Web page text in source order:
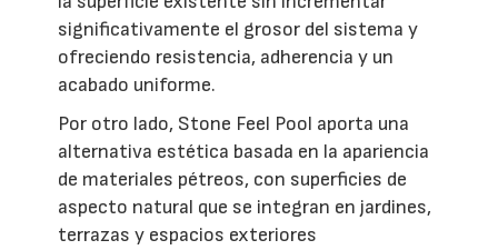
significativamente el grosor del sistema y
ofreciendo resistencia, adherencia y un
acabado uniforme.
Por otro lado, Stone Feel Pool aporta una
alternativa estética basada en la apariencia
de materiales pétreos, con superficies de
aspecto natural que se integran en jardines,
terrazas y espacios exteriores